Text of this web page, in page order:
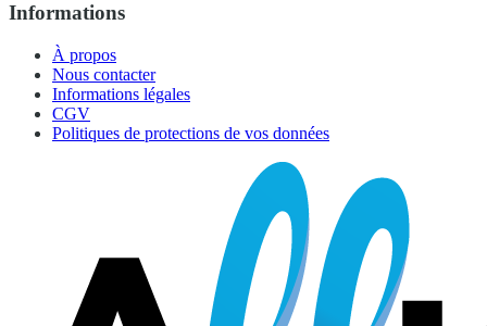
Informations
À propos
Nous contacter
Informations légales
CGV
Politiques de protections de vos données